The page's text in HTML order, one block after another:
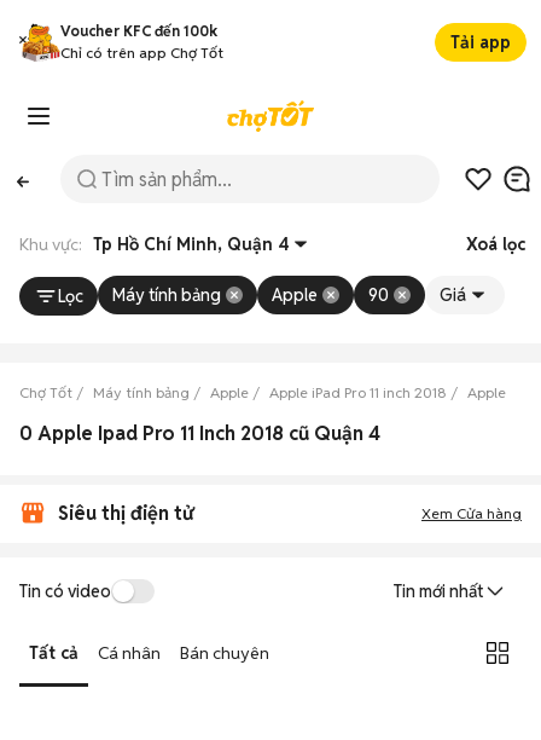
Voucher KFC đến 100k
Chỉ có trên app Chợ Tốt
Tải app
Khu vực: Tp Hồ Chí Minh, Quận 4 Xoá lọc
Lọc Máy tính bảng Apple 90 Giá
Chợ Tốt Máy tính bảng Apple Apple iPad Pro 11 inch 2018 Apple iPad
0 Apple Ipad Pro 11 Inch 2018 cũ Quận 4
Siêu thị điện tử Xem Cửa hàng
Tin có video Tin mới nhất
Tất cả Cá nhân Bán chuyên